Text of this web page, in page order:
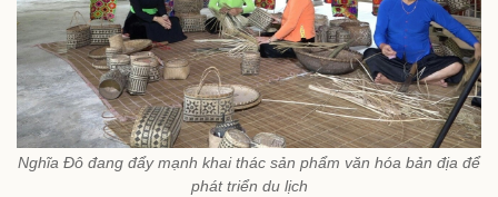
Nghĩa Đô đang đẩy mạnh khai thác sản phẩm văn hóa bản địa để
phát triển du lịch